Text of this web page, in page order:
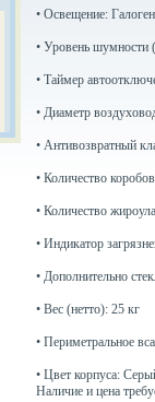
• Освещение:
• Уровень шумности
• Таймер
• Диаметр
• Антивозвратный
• Количество
• Количество
• Индикатор
• Дополнительно
• Вес (нетто): 25 кг
• Периметральное
• Цвет корпуса:
Наличие и цена